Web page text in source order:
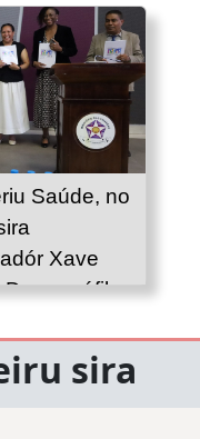
Saúde, no
Xave
sira